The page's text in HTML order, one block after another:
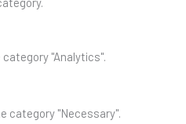
"Analytics".
category "Necessary".